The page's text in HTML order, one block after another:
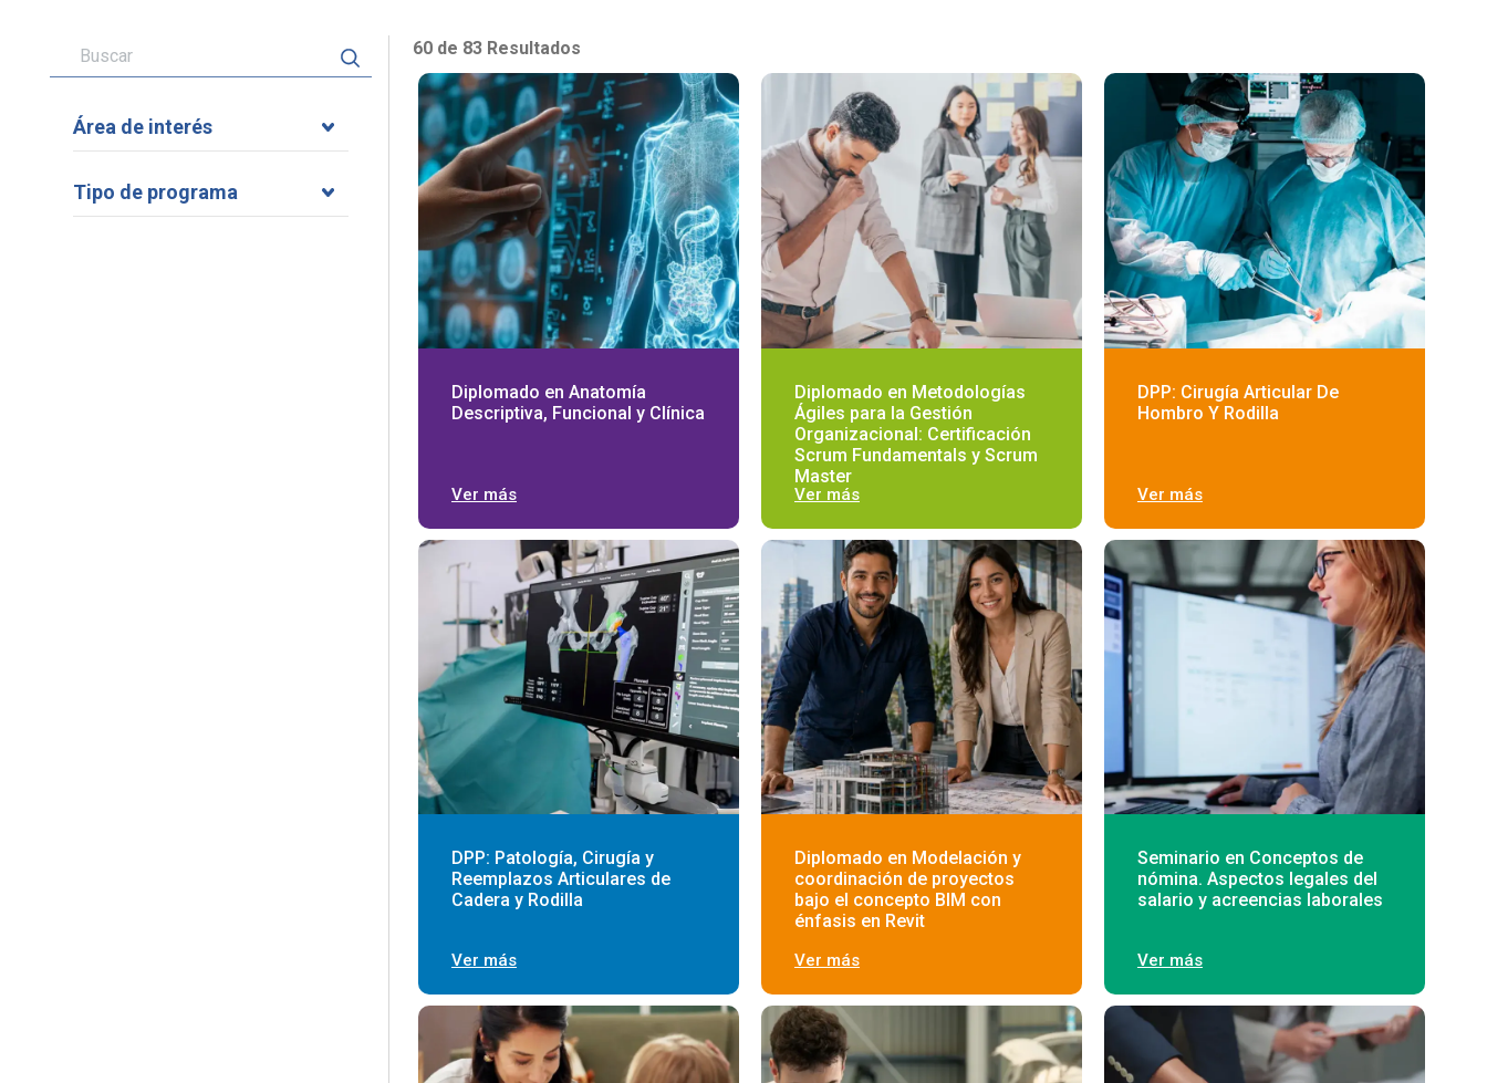
Área de interés
Tipo de programa
60 de 83 Resultados
Diplomado en Anatomía
Descriptiva, Funcional y Clínica
Ver más
Diplomado en Metodologías
Ágiles para la Gestión
Organizacional: Certificación
Scrum Fundamentals y Scrum
Master
Ver más
DPP: Cirugía Articular De
Hombro Y Rodilla
Ver más
DPP: Patología, Cirugía y
Reemplazos Articulares de
Cadera y Rodilla
Ver más
Diplomado en Modelación y
coordinación de proyectos
bajo el concepto BIM con
énfasis en Revit
Ver más
Seminario en Conceptos de
nómina. Aspectos legales del
salario y acreencias laborales
Ver más